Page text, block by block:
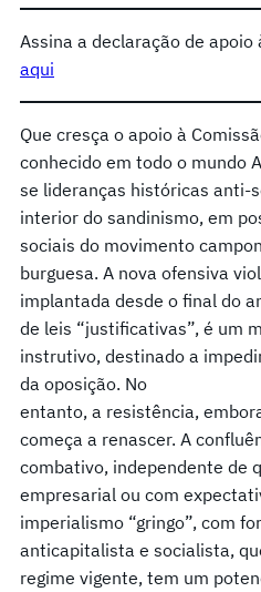
Assina a declaração de
aqui
Que cresça o apoio à
conhecido em todo o mundo
se lideranças históricas anti-
interior do sandinismo, em
sociais do movimento
burguesa. A nova ofensiva
implantada desde o final do
de leis “justificativas”, é um
instrutivo, destinado a
da oposição. No
entanto, a resistência,
começa a renascer. A
combativo, independente de
empresarial ou com
imperialismo “gringo”, com
anticapitalista e socialista,
regime vigente, tem um